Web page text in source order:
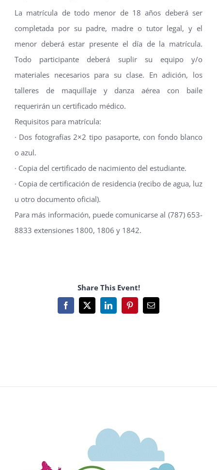
La matrícula de todo menor de 18 años deberá ser
completada por su padre, madre o tutor legal, y el
menor deberá estar presente el día de la matrícula.
Todo participante deberá suplir su equipo y/o
materiales necesarios para su clase. En adición, los
talleres de maquillaje y danza aérea con baile
requerirán un certificado médico.
Requisitos para matrícula:
· Dos fotografías 2×2 tipo pasaporte, con fondo blanco
o azul.
· Copia del certificado de nacimiento del estudiante.
· Copia de certificación de residencia (recibo de agua, luz
u otro documento oficial).
Para más información, puede comunicarse al (787) 653-
8833 extensiones 1800, 1806 y 1842.
Share This Event!
Facebook
X LinkedInPinterestEmail